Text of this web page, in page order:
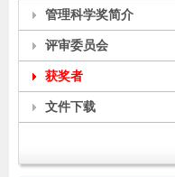
管理科学奖简介
评审委员会
获奖者
文件下载